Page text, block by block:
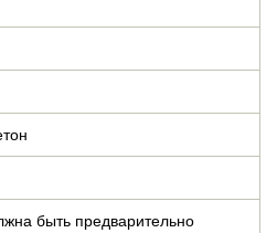
быть предварительно